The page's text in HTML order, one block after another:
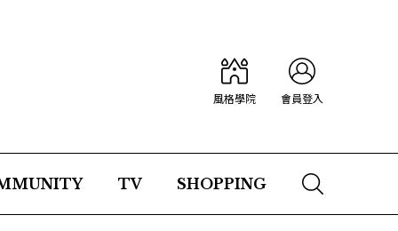
風格學院 會員登入
TV SHOPPING